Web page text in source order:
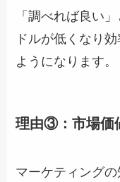
「調べれば良い
ドルが低くなり
ようになります。
理由③：市場価
マーケティング